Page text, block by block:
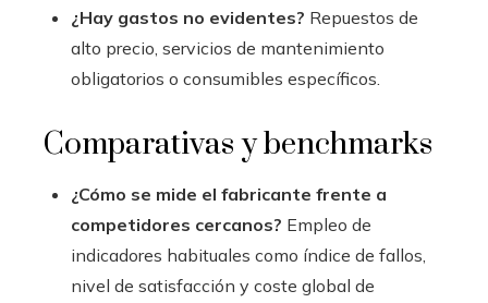
¿Hay gastos no evidentes? Repuestos de
alto precio, servicios de mantenimiento
obligatorios o consumibles específicos.
Comparativas y benchmarks
¿Cómo se mide el fabricante frente a
competidores cercanos? Empleo de
indicadores habituales como índice de fallos,
nivel de satisfacción y coste global de